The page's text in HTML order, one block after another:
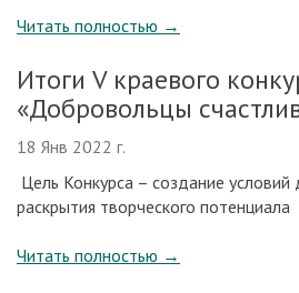
Читать полностью →
Итоги V краевого
«Добровольцы
18 Янв 2022 г.
Цель Конкурса – создание условий
раскрытия творческого потенциала
Читать полностью →